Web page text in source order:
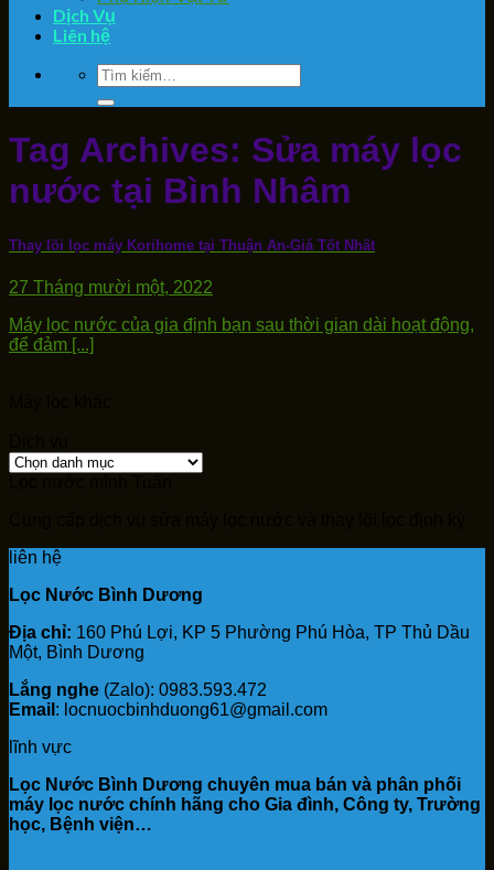
Dịch Vụ
Liên hệ
Tìm
kiếm:
Tag Archives: Sửa máy lọc
nước tại Bình Nhâm
Thay lõi lọc máy Korihome tại Thuận An-Giá Tốt Nhất
27 Tháng mười một, 2022
Máy lọc nước của gia định bạn sau thời gian dài hoạt động,
để đảm [...]
Dịch
liên hệ
Lọc Nước Bình Dương
Địa chỉ: 160 Phú Lợi, KP 5 Phường Phú Hòa, TP Thủ Dầu
Một, Bình Dương
Lắng nghe (Zalo): 0983.593.472
Email : locnuocbinhduong61@gmail.com
lĩnh vực
Lọc Nước Bình Dương chuyên mua bán và phân phối
máy lọc nước chính hãng cho Gia đình, Công ty, Trường
học, Bệnh viện…